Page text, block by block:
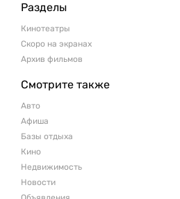
Разделы
Кинотеатры
Скоро на экранах
Архив фильмов
Смотрите также
Авто
Афиша
Базы отдыха
Кино
Недвижимость
Новости